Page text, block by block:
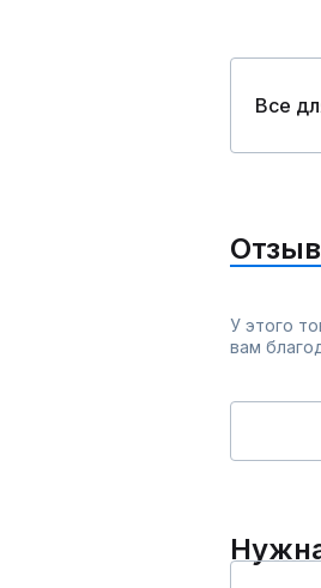
Все
У этого
вам